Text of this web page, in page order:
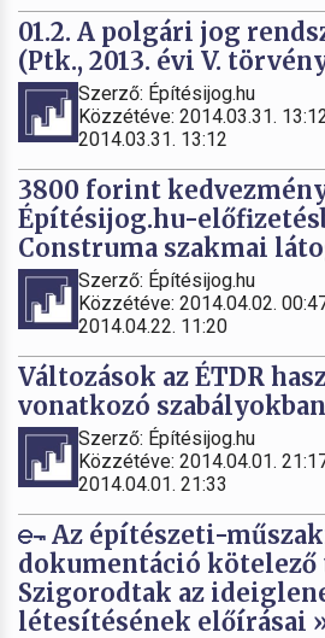
01.2. A polgári jog
(Ptk., 2013. évi V.
Szerző: Építésijog.hu
Közzétéve: 2014.03.31.
2014.03.31. 13:12
3800 forint
Építésijog.hu-
Construma szakmai
Szerző: Építésijog.hu
Közzétéve: 2014.04.02.
2014.04.22. 11:20
Változások az ÉTDR
vonatkozó
Szerző: Építésijog.hu
Közzétéve: 2014.04.01.
2014.04.01. 21:33
Az építészeti-
dokumentáció kötelező
Szigorodtak az
létesítésének előírásai